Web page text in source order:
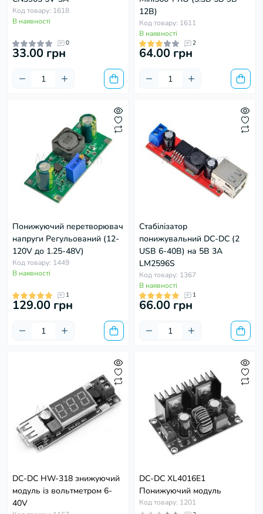
Код товару: 1618
В наявності
0
33.00 грн
12В)
Код товару: 1611
В наявності
2
64.00 грн
Понижуючий перетворювач
напруги Регульований (12-
120V до 1.25-48V)
Код товару: 1449
В наявності
1
129.00 грн
Стабілізатор
понижувальний DC-DC (2
USB 6-40В) на 5В 3А
LM2596S
Код товару: 1367
В наявності
1
66.00 грн
DC-DC HW-318 знижуючий
модуль із вольтметром 6-
40V
DC-DC XL4016E1
Понижуючий модуль
Код товару: 1201